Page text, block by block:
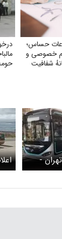
حساس؛
خصوصی و
شفافیت
-
در